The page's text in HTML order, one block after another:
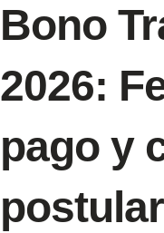
Bono
2026:
pago y